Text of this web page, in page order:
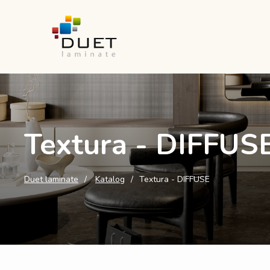
Textura -
Duet laminate Katalog Textura - DIFFUSE